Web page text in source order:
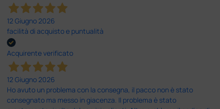
12 Giugno 2026
facilità di acquisto e puntualità
Acquirente verificato
12 Giugno 2026
Ho avuto un problema con la consegna, il pacco non è stato
consegnato ma messo in giacenza. Il problema è stato